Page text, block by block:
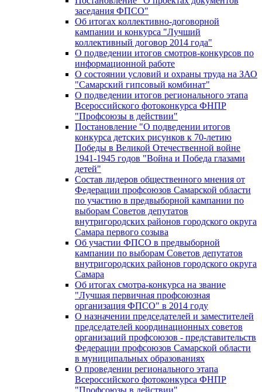
заседания ФПСО"
Об итогах коллективно-договорной
кампании и конкурса "Лучший
коллективный договор 2014 года"
О подведении итогов смотров-конкурсов по
информационной работе
О состоянии условий и охраны труда на ЗАО
"Самарский гипсовый комбинат"
О подведении итогов регионального этапа
Всероссийского фотоконкурса ФНПР
"Профсоюзы в действии"
Постановление "О подведении итогов
конкурса детских рисунков к 70-летию
Победы в Великой Отечественной войне
1941-1945 годов "Война и Победа глазами
детей"
Состав лидеров общественного мнения от
Федерации профсоюзов Самарской области
по участию в предвыборной кампании по
выборам Советов депутатов
внутригородских районов городского округа
Самара первого созыва
Об участии ФПСО в предвыборной
кампании по выборам Советов депутатов
внутригородских районов городского округа
Самара
Об итогах смотра-конкурса на звание
"Лучшая первичная профсоюзная
организация ФПСО" в 2014 году
О назначении председателей и заместителей
председателей координационных советов
организаций профсоюзов - представительств
Федерации профсоюзов Самарской области
в муниципальных образованиях
О проведении регионального этапа
Всероссийского фотоконкурса ФНПР
"Профсоюзы в действии"